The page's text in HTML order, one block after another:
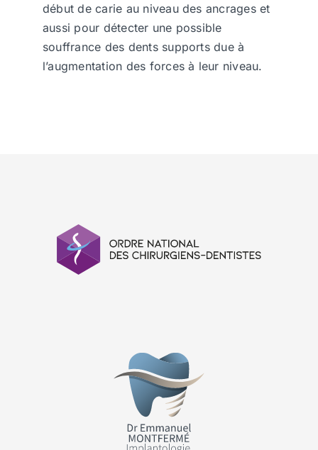
début de carie au niveau des ancrages et
aussi pour détecter une possible
souffrance des dents supports due à
l’augmentation des forces à leur niveau.